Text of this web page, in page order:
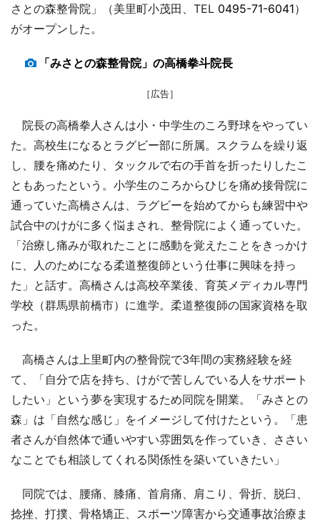
さとの森整骨院」（美里町小茂田、TEL 0495-71-6041）
がオープンした。
「みさとの森整骨院」の高橋拳斗院長
［広告］
院長の高橋拳人さんは小・中学生のころ野球をやってい
た。高校生になるとラグビー部に所属。スクラムを繰り返
し、腰を痛めたり、タックルで右の手首を折ったりしたこ
ともあったという。小学生のころからひじを痛め接骨院に
通っていた高橋さんは、ラグビーを始めてからも練習中や
試合中のけがに多く悩まされ、整骨院によく通っていた。
「治療し痛みが取れたことに感動を覚えたことをきっかけ
に、人のためになる柔道整復師という仕事に興味を持っ
た」と話す。高橋さんは高校卒業後、育英メディカル専門
学校（群馬県前橋市）に進学。柔道整復師の国家資格を取
った。
高橋さんは上里町内の整骨院で3年間の実務経験を経
て、「自分で店を持ち、けがで苦しんでいる人をサポート
したい」という夢を実現するため同院を開業。「みさとの
森」は「自然な感じ」をイメージして付けたという。「患
者さんが自然体で通いやすい雰囲気を作っていき、ささい
なことでも相談してくれる関係性を築いていきたい」
同院では、腰痛、膝痛、首肩痛、肩こり、骨折、脱臼、
捻挫、打撲、骨格矯正、スポーツ障害から交通事故治療ま